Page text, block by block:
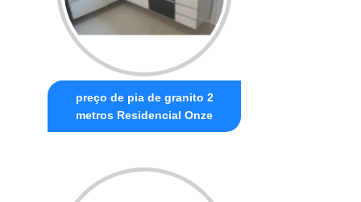
preço de pia de granito 2
metros Residencial Onze